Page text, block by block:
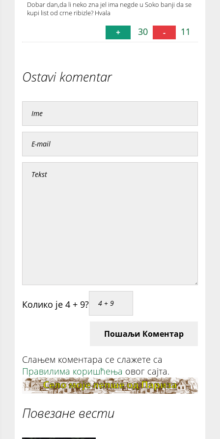
Dobar dan,da li neko zna jel ima negde u Soko banji da se
kupi list od crne ribizle? Hvala
+ 30 - 11
Ostavi komentar
Колико је 4 + 9?
Пошаљи Коментар
Слањем коментара се слажете са
Правилима коришћења овог сајта.
Повезане вести